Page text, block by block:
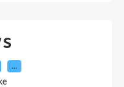
…